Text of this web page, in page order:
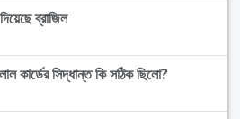
ব্রাজিল
কার্ডের সিদ্ধান্ত কি সঠিক ছিলো?